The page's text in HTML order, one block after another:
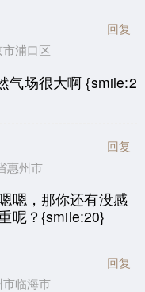
浦口区
回复
气场很大啊 {smile:2
惠州市
回复
嗯，那你还有没感
呢？{smile:20}
临海市
回复